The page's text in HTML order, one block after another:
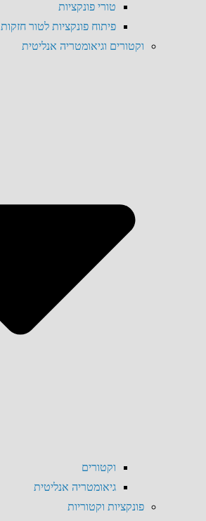
טורי פונקציות
פיתוח פונקציות לטור חזקות
וקטורים וגיאומטריה אנליטית
וקטורים
גיאומטריה אנליטית
פונקציות וקטוריות